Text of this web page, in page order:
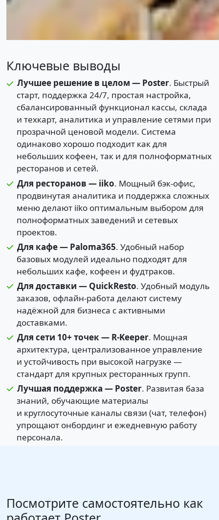
Ключевые выводы
Лучшее решение в целом — Poster. Быстрый
старт, поддержка 24/7, простая настройка,
сбалансированный функционал кассы, склада
и техкарт, аналитика и управление сетями при
прозрачной ценовой модели. Система
одинаково хорошо подходит как для
небольших кофеен, так и для полноформатных
ресторанов и сетей.
Для ресторанов — iiko. Мощный бэк-офис,
продвинутая аналитика и поддержка сложных
меню делают iiko оптимальным выбором для
полноформатных заведений и сетевых
проектов.
Для кафе — Paloma365. Удобный набор
базовых модулей идеально подходят для
небольших кафе, кофеен и фудтраков.
Для доставки — QuickResto. Удобный модуль
заказов, офлайн-работа делают систему
надёжной для бизнеса с активными
доставками.
Для сети 10+ точек — R-Keeper. Мощная
архитектура, централизованное управление
и устойчивость при высокой нагрузке —
стандарт для крупных ресторанных групп.
Лучшая поддержка — Poster. Развитая база
знаний, обучающие материалы
и круглосуточные каналы связи (чат, телефон)
упрощают онбординг и ежедневную работу
персонала.
Посмотрите самостоятельно как